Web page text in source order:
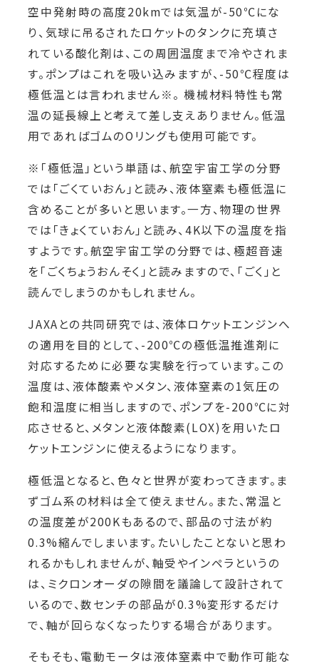
空中発射時の高度20kmでは気温が-50℃にな
り、気球に吊るされたロケットのタンクに充填さ
れている酸化剤は、この周囲温度まで冷やされま
す。ポンプはこれを吸い込みますが、-50℃程度は
極低温とは言われません※。 機械材料特性も常
温の延長線上と考えて差し支えありません。低温
用であればゴムのOリングも使用可能です。
※「極低温」という単語は、航空宇宙工学の分野
では「ごくていおん」と読み、液体窒素も極低温に
含めることが多いと思います。一方、物理の世界
では「きょくていおん」と読み、4K以下の温度を指
すようです。航空宇宙工学の分野では、極超音速
を「ごくちょうおんそく」と読みますので、「ごく」と
読んでしまうのかもしれません。
JAXAとの共同研究では、液体ロケットエンジンへ
の適用を目的として、-200℃の極低温推進剤に
対応するために必要な実験を行っています。この
温度は、液体酸素やメタン、液体窒素の1気圧の
飽和温度に相当しますので、ポンプを-200℃に対
応させると、メタンと液体酸素(LOX)を用いたロ
ケットエンジンに使えるようになります。
極低温となると、色々と世界が変わってきます。ま
ずゴム系の材料は全て使えません。また、常温と
の温度差が200Kもあるので、部品の寸法が約
0.3%縮んでしまいます。たいしたことないと思わ
れるかもしれませんが、軸受やインペラというの
は、ミクロンオーダの隙間を議論して設計されて
いるので、数センチの部品が0.3%変形するだけ
で、軸が回らなくなったりする場合があります。
そもそも、電動モータは液体窒素中で動作可能な